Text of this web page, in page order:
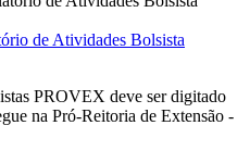
de Atividades Bolsista
PROVEX deve ser digitado
na Pró-Reitoria de Extensão -